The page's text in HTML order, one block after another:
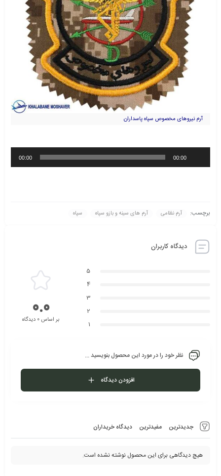
آرم نیروهای مخصوص سپاه پاسداران
صوت
00:00
00:00
برچسب: آرم نظامی آرم های سینه و بازو سپاه سپاه
دیدگاه کاربران
جدیدترین مفیدترین دیدگاه خریداران
هیچ دیدگاهی برای این محصول نوشته نشده است.
5
4
3
2
1
0.0بر اساس 0 دیدگاه
نظر خود را در مورد این محصول بنویسید ...
افزودن دیدگاه